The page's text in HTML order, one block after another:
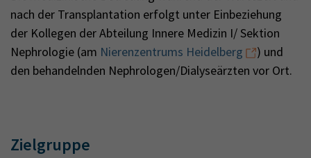
nach der Transplantation erfolgt unter Einbeziehung
der Kollegen der Abteilung Innere Medizin I/ Sektion
Nephrologie (am Nierenzentrums Heidelberg
) und
den behandelnden Nephrologen/Dialyseärzten vor Ort.
Zielgruppe